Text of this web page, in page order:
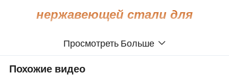
нержавеющей стали для
Просмотреть Больше
Похожие видео